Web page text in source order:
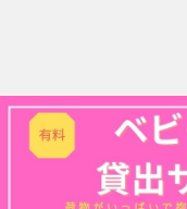
閉じる